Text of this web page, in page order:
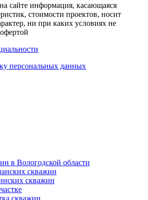
сайте информация, касающаяся
стоимости проектов, носит
ни при каких условиях не
персональных данных
в Вологодской области
скважин
скважин
скважин